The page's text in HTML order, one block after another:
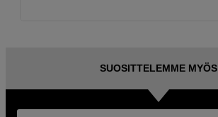
SUOSITTELEMME MYÖS